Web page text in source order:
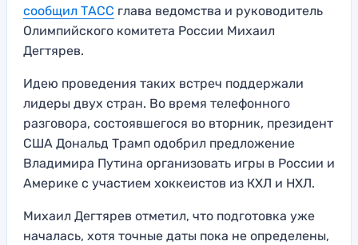
сообщил ТАСС глава ведомства и руководитель
Олимпийского комитета России Михаил
Дегтярев.
Идею проведения таких встреч поддержали
лидеры двух стран. Во время телефонного
разговора, состоявшегося во вторник, президент
США Дональд Трамп одобрил предложение
Владимира Путина организовать игры в России и
Америке с участием хоккеистов из КХЛ и НХЛ.
Михаил Дегтярев отметил, что подготовка уже
началась, хотя точные даты пока не определены,